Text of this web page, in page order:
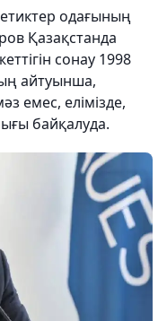
одағының
Қазақстанда
сонау 1998
айтуынша,
емес, елімізде,
байқалуда.